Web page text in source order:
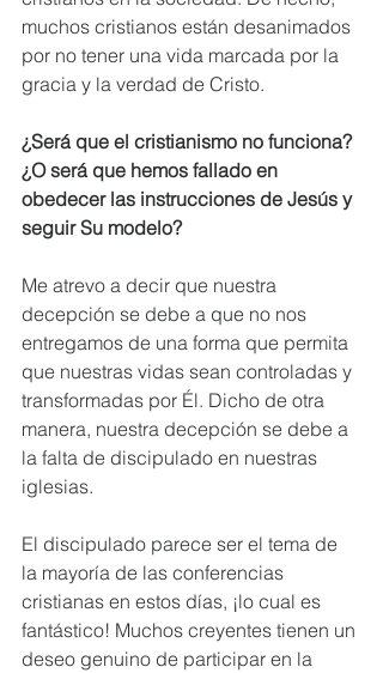
muchos cristianos están desanimados
por no tener una vida marcada por la
gracia y la verdad de Cristo.
¿Será que el cristianismo no funciona?
¿O será que hemos fallado en
obedecer las instrucciones de Jesús y
seguir Su modelo?
Me atrevo a decir que nuestra
decepción se debe a que no nos
entregamos de una forma que permita
que nuestras vidas sean controladas y
transformadas por Él. Dicho de otra
manera, nuestra decepción se debe a
la falta de discipulado en nuestras
iglesias.
El discipulado parece ser el tema de
la mayoría de las conferencias
cristianas en estos días, ¡lo cual es
fantástico! Muchos creyentes tienen un
deseo genuino de participar en la